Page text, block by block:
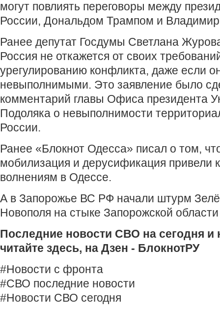
могут повлиять переговоры между
России, Дональдом Трампом и
Ранее депутат Госдумы Светлана
Россия не откажется от своих
урегулированию конфликта, даже если
невыполнимыми. Это заявление было
комментарий главы Офиса президента
Подоляка о невыполнимости
России.
Ранее «Блокнот Одесса» писал о том,
мобилизация и дерусификация привели
волнениям в Одессе.
А в Запорожье ВС РФ начали штурм
Новополя на стыке Запорожской
Последние новости СВО на сегодня и
читайте здесь, на Дзен - БлокнотРУ
#Новости с фронта
#СВО последние новости
#Новости СВО сегодня